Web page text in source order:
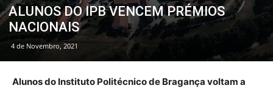
ALUNOS DO IPB VENCEM PRÉMIOS
NACIONAIS
4 de Novembro, 2021
Alunos do Instituto Politécnico de Bragança voltam a